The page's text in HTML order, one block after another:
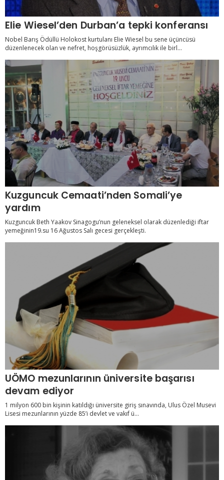
Elie Wiesel’den Durban’a tepki konferansı
Nobel Barış Ödüllü Holokost kurtulanı Elie Wiesel bu sene üçüncüsü
düzenlenecek olan ve nefret, hoşgörüsüzlük, ayrımcılık ile birl...
Kuzguncuk Cemaati’nden Somali’ye
yardım
Kuzguncuk Beth Yaakov Sinagogu’nun geleneksel olarak düzenlediği iftar
yemeğinin19.su 16 Ağustos Salı gecesi gerçekleşti.
UÖMO mezunlarının üniversite başarısı
devam ediyor
1 milyon 600 bin kişinin katıldığı üniversite giriş sınavında, Ulus Özel Musevi
Lisesi mezunlarının yüzde 85’i devlet ve vakıf ü...